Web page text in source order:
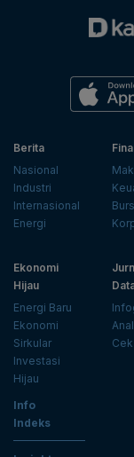
Berita
Nasional
Industri
Internasional
Energi
Ekonomi
Hijau
Energi Baru
Ekonomi
Sirkular
Investasi
Hijau
Info
Indeks